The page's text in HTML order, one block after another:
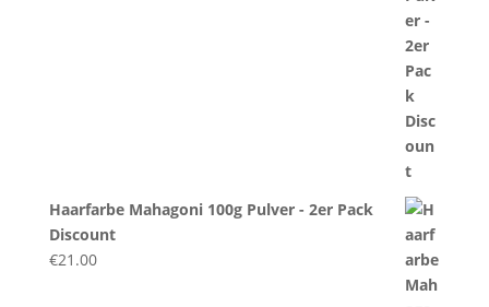
Haarfarbe Mahagoni 100g Pulver - 2er Pack
Discount
€21.00